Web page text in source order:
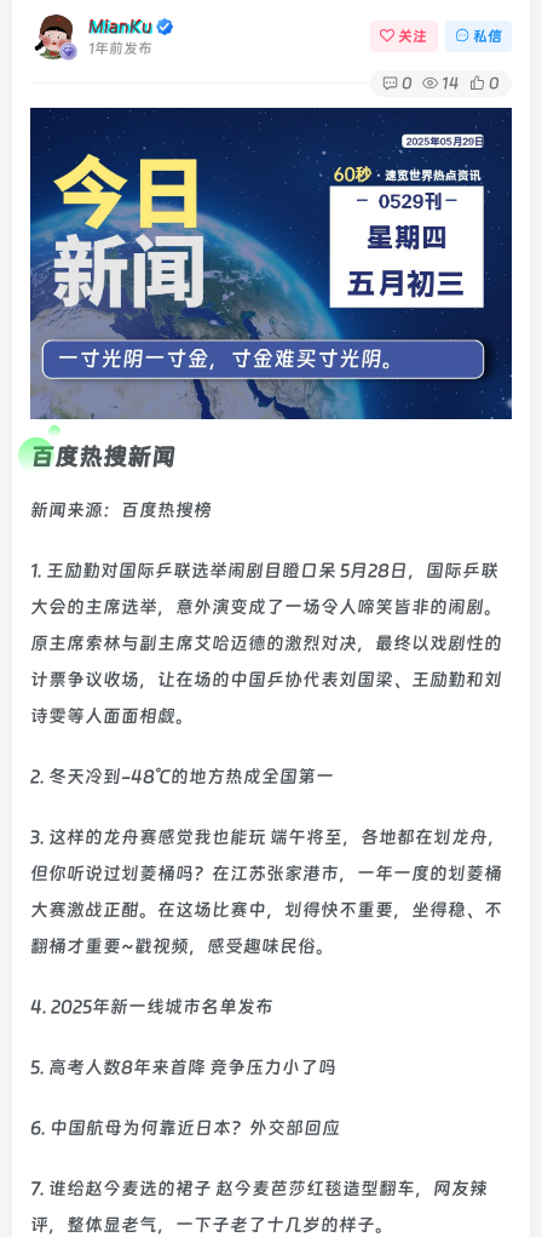
MianKu
1年前发布
关注 私信
0 14 0
百度热搜新闻
新闻来源：百度热搜榜
1. 王励勤对国际乒联选举闹剧目瞪口呆 5月28日，国际乒联
大会的主席选举，意外演变成了一场令人啼笑皆非的闹剧。
原主席索林与副主席艾哈迈德的激烈对决，最终以戏剧性的
计票争议收场，让在场的中国乒协代表刘国梁、王励勤和刘
诗雯等人面面相觑。
2. 冬天冷到-48℃的地方热成全国第一
3. 这样的龙舟赛感觉我也能玩 端午将至，各地都在划龙舟，
但你听说过划菱桶吗？在江苏张家港市，一年一度的划菱桶
大赛激战正酣。在这场比赛中，划得快不重要，坐得稳、不
翻桶才重要~戳视频，感受趣味民俗。
4. 2025年新一线城市名单发布
5. 高考人数8年来首降 竞争压力小了吗
6. 中国航母为何靠近日本？外交部回应
7. 谁给赵今麦选的裙子 赵今麦芭莎红毯造型翻车，网友辣
评，整体显老气，一下子老了十几岁的样子。